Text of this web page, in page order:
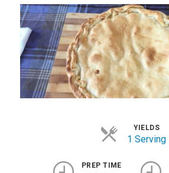
Vegetariane
Varie
Chi Sono
Contattami
YIELDS
1 Serving
PREP TIME